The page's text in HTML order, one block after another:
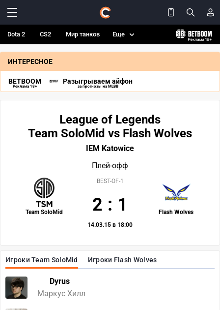
Dota 2 CS2 Мир танков Еще
ИНТЕРЕСНОЕ
BETBOOM
Реклама 18+
Разыгрываем айфон
за прогнозы на MLBB
Игроки Team SoloMid Игроки Flash Wolves
Dyrus
Маркус Хилл
League of Legends
Team SoloMid vs Flash Wolves
IEM Katowice
Плей-офф
Team SoloMid Flash Wolves
BEST-OF-1
2 : 1
14.03.15 в 18:00